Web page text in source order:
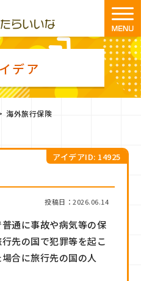
デア
海外旅行保険
アイデアID: 14925
投稿日：2026.06.14
通に事故や病気等の保
先の国で犯罪等を起こ
合に旅行先の国の人